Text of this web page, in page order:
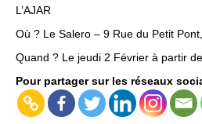
L’AJAR
Où ? Le Salero – 9 Rue du Petit
Quand ? Le jeudi 2 Février à partir
Pour partager sur les réseaux